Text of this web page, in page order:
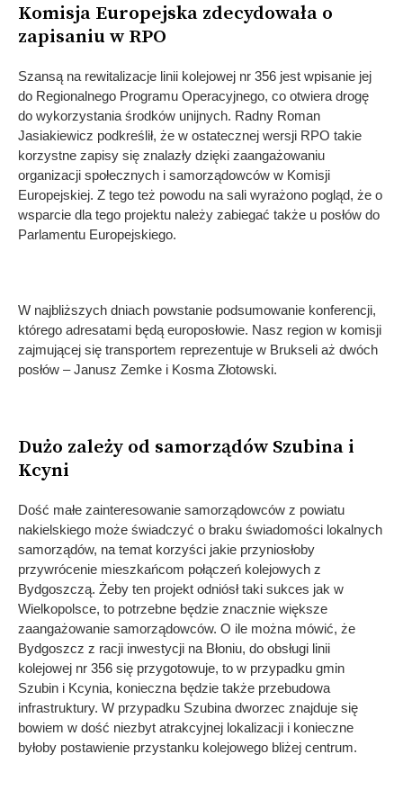
Komisja Europejska zdecydowała o
zapisaniu w RPO
Szansą na rewitalizacje linii kolejowej nr 356 jest wpisanie jej
do Regionalnego Programu Operacyjnego, co otwiera drogę
do wykorzystania środków unijnych. Radny Roman
Jasiakiewicz podkreślił, że w ostatecznej wersji RPO takie
korzystne zapisy się znalazły dzięki zaangażowaniu
organizacji społecznych i samorządowców w Komisji
Europejskiej. Z tego też powodu na sali wyrażono pogląd, że o
wsparcie dla tego projektu należy zabiegać także u posłów do
Parlamentu Europejskiego.
W najbliższych dniach powstanie podsumowanie konferencji,
którego adresatami będą europosłowie. Nasz region w komisji
zajmującej się transportem reprezentuje w Brukseli aż dwóch
posłów – Janusz Zemke i Kosma Złotowski.
Dużo zależy od samorządów Szubina i
Kcyni
Dość małe zainteresowanie samorządowców z powiatu
nakielskiego może świadczyć o braku świadomości lokalnych
samorządów, na temat korzyści jakie przyniosłoby
przywrócenie mieszkańcom połączeń kolejowych z
Bydgoszczą. Żeby ten projekt odniósł taki sukces jak w
Wielkopolsce, to potrzebne będzie znacznie większe
zaangażowanie samorządowców. O ile można mówić, że
Bydgoszcz z racji inwestycji na Błoniu, do obsługi linii
kolejowej nr 356 się przygotowuje, to w przypadku gmin
Szubin i Kcynia, konieczna będzie także przebudowa
infrastruktury. W przypadku Szubina dworzec znajduje się
bowiem w dość niezbyt atrakcyjnej lokalizacji i konieczne
byłoby postawienie przystanku kolejowego bliżej centrum.